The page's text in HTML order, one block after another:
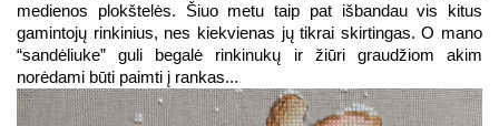
medienos plokštelės. Šiuo metu taip pat išbandau vis kitus
gamintojų rinkinius, nes kiekvienas jų tikrai skirtingas. O mano
“sandėliuke” guli begalė rinkinukų ir žiūri graudžiom akim
norėdami būti paimti į rankas...